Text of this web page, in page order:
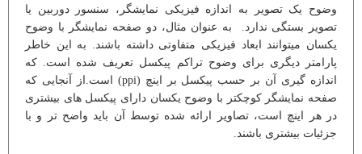
وضوح یک تصویر به اندازه فیزیکی نمایشگر، سنسور دوربین یا
تصویر بستگی ندارد. به عنوان مثال، دو صفحه نمایشگر با وضوح
یکسان میتوانند ابعاد فیزیکی متفاوتی داشته باشند. به این خاطر
پارامتر دیگری برای وضوح تراکم پیکسل تعریف شده است. که
اندازه گیری آن بر حسب پیکسل بر اینچ (ppi) است.از آنجایی که
صفحه نمایشگر کوچکتر با وضوح یکسان دارای پیکسل های بیشتری
در هر اینچ است، تصاویر ارائه شده توسط آن باید واضح تر و با
جزئیات بیشتری باشند.